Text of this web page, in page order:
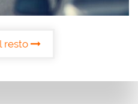
resto